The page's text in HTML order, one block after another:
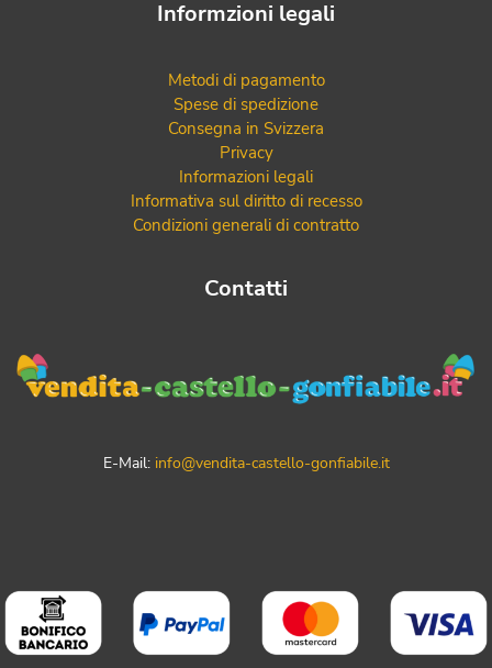
Informzioni legali
Metodi di pagamento
Spese di spedizione
Consegna in Svizzera
Privacy
Informazioni legali
Informativa sul diritto di recesso
Condizioni generali di contratto
Contatti
E-Mail: info@vendita-castello-gonfiabile.it